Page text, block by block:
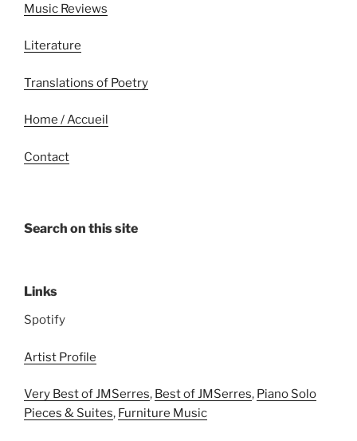
Music Reviews
Literature
Translations of Poetry
Home / Accueil
Contact
Search on this site
Links
Spotify
Artist Profile
Very Best of JMSerres, Best of JMSerres, Piano Solo
Pieces & Suites, Furniture Music